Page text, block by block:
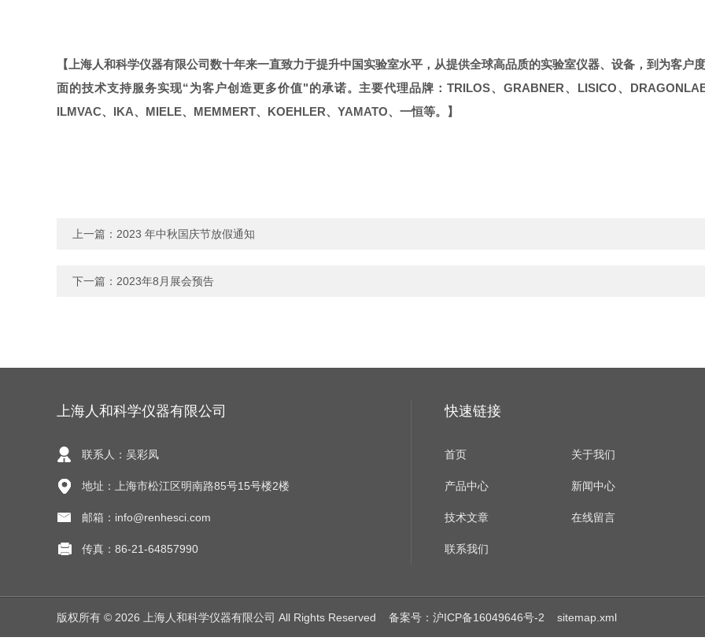
【上海人和科学仪器有限公司数十年来一直致力于提升中国实验室水平，从提供全球高品质的实验室仪器、设备，到为客
面的技术支持服务实现“为客户创造更多价值"的承诺。主要代理品牌：TRILOS、GRABNER、 LISICO、
ILMVAC、 IKA、 MIELE、 MEMMERT、 KOEHLER、 YAMATO、一恒等。】
上一篇： 2023 年中秋国庆节放假通知
下一篇： 2023年8月展会预告
上海人和科学仪器有限公司
联系人：吴彩凤
地址：上海市松江区明南路85号15号楼2楼
邮箱：info@renhesci.com
传真：86-21-64857990
快速链接
首页 关于我们
产品中心 新闻中心
技术文章 在线留言
联系我们
版权所有 © 2026 上海人和科学仪器有限公司 All Rights Reserved 备案号：沪ICP备16049646号-2 sitemap.xml